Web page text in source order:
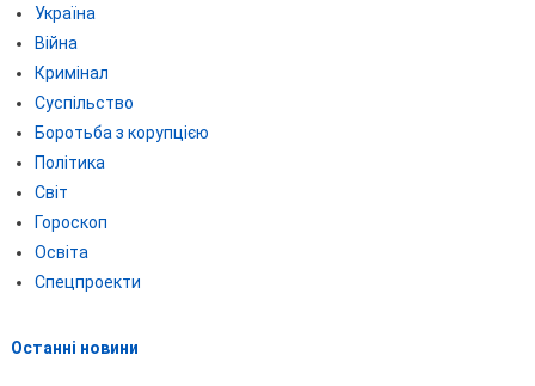
Україна
Війна
Кримінал
Суспільство
Боротьба з корупцією
Політика
Світ
Гороскоп
Освіта
Спецпроекти
Останні новини